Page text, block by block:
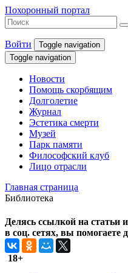
Похоронный портал
Войти
Toggle navigation
Toggle navigation
Новости
Помощь скорбящим
Долголетие
Журнал
Эстетика смерти
Музей
Парк памяти
Философский клуб
Лицо отрасли
Главная страница
Библиотека
Делясь ссылкой на статьи
в соц. сетях, вы помогаете
18+